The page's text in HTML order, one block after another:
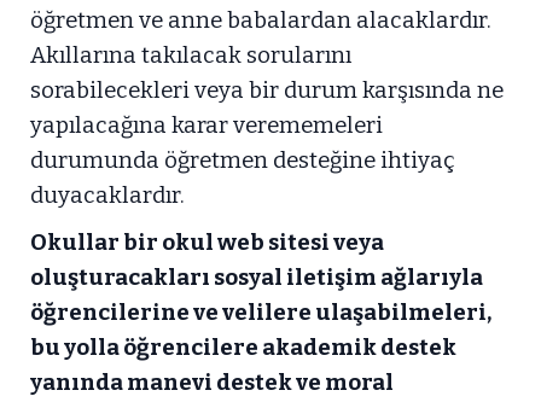
öğretmen ve anne babalardan alacaklardır.
Akıllarına takılacak sorularını
sorabilecekleri veya bir durum karşısında ne
yapılacağına karar verememeleri
durumunda öğretmen desteğine ihtiyaç
duyacaklardır.
Okullar bir okul web sitesi veya
oluşturacakları sosyal iletişim ağlarıyla
öğrencilerine ve velilere ulaşabilmeleri,
bu yolla öğrencilere akademik destek
yanında manevi destek ve moral